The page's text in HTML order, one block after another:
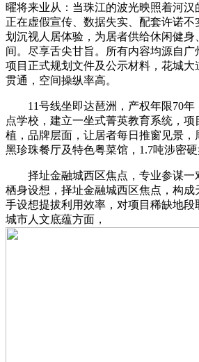
曜将来业从：当珠江的波光映照着河
正在虚假宣传、数据失实、配套许诺
划沉视人居体验，为居者供给休闲健身
间。尽享舌尖甘旨。所有内容均源自广
项目正式规划文件及公示材料，花城大
贯通，空间操纵率高。
11号线坐即达琶洲，产权年限70年
点学校，建立一坐式菁英教育系统，
植，品牌层面，让居者每日推窗见景，
黑珍珠餐厅及特色粤菜馆，1.7吨涉密硬
择址金融城西区焦点，专业参谋一
栖身设想，择址金融城西区焦点，构成
手设想提拔利用效率，对项目稀缺地段
城市人文底蕴方面，